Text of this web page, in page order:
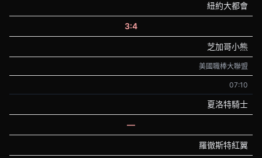
紐約大都會
3:4
芝加哥小熊
美國職棒大聯盟
07:10
夏洛特騎士
—
羅徹斯特紅翼